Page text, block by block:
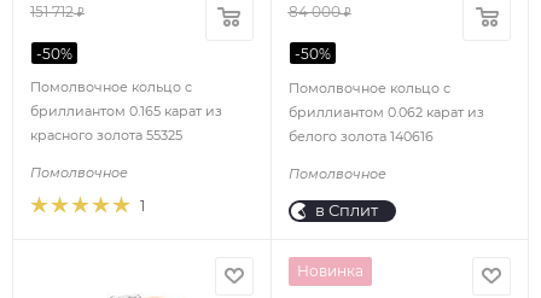
1
Помолвочное кольцо с
бриллиантом 0.165 карат из
красного золота 55325
Помолвочное
151 712₽
-50%
Помолвочное кольцо с
бриллиантом 0.062 карат из
белого золота 140616
Помолвочное
84 000₽
-50%
в Сплит
Новинка